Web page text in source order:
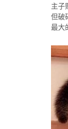
主子
但破
最大